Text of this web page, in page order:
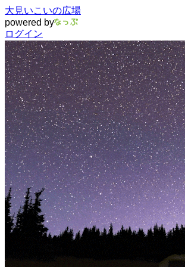
大見いこいの広場
powered by
ログイン